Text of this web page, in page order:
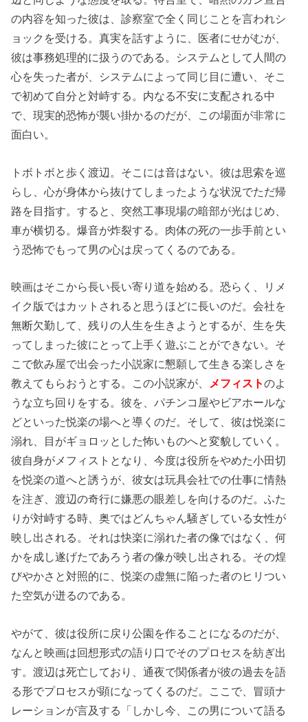
の内容を知った彼は、診察室で全く同じことを言われシ
ョックを受ける。真実を話すように、医者にせがむが、
彼は事務処理的に扱うのである。システムとして人間の
心を失った者が、システムによって同じ目に遭い、そこ
で初めて自分と対峙する。内なる不安に支配される中
で、現実的恐怖が襲い掛かるのだが、この場面が非常に
面白い。
トボトボと歩く渡辺。そこには音はない。彼は思索を巡
らし、心が身体から抜けてしまったような状況でただ帰
路を目指す。すると、突然工事現場の暗部が光はじめ、
車が横切る。爆音が炸裂する。肉体の死の一歩手前とい
う恐怖でもって男の心は戻ってくるのである。
映画はそこから長い長い寄り道を始める。恐らく、リメ
イク版ではカットされると思うほどに長いのだ。会社を
無断欠勤して、残りの人生を生きようとするが、生を失
ってしまった彼にとって上手く遊ぶことができない。そ
こで飲み屋で出会った小説家に懇願して生きる楽しさを
教えてもらおうとする。この小説家が、
メフィストのよ
うな立ち回りをする。彼を、パチンコ屋やビアホールな
どといった悦楽の場へと導くのだ。そして、彼は悦楽に
溺れ、目がギョロッとした怖いものへと変貌していく。
彼自身がメフィストとなり、今度は役所をやめた小田切
を悦楽の道へと誘うが、彼女は玩具会社での仕事に情熱
を注ぎ、渡辺の奇行に嫌悪の眼差しを向けるのだ。ふた
りが対峙する時、奥ではどんちゃん騒ぎしている女性が
映し出される。それは快楽に溺れた者の像ではなく、何
かを成し遂げたであろう者の像が映し出される。その煌
びやかさと対照的に、悦楽の虚無に陥った者のヒリつい
た空気が迸るのである。
やがて、彼は役所に戻り公園を作ることになるのだが、
なんと映画は回想形式の語り口でそのプロセスを紡ぎ出
す。渡辺は死亡しており、通夜で関係者が彼の過去を語
る形でプロセスが顕になってくるのだ。ここで、冒頭ナ
レーションが言及する「しかし今、この男について語る